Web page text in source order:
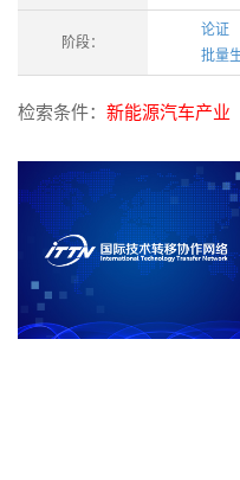
阶段：
论证
批量
检索条件： 新能源汽车产业